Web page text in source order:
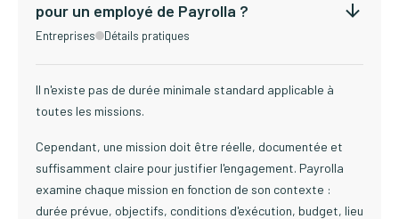
pour un employé de Payrolla ?
Entreprises Détails pratiques
Il n'existe pas de durée minimale standard applicable à
toutes les missions.
Cependant, une mission doit être réelle, documentée et
suffisamment claire pour justifier l'engagement. Payrolla
examine chaque mission en fonction de son contexte :
durée prévue, objectifs, conditions d'exécution, budget, lieu